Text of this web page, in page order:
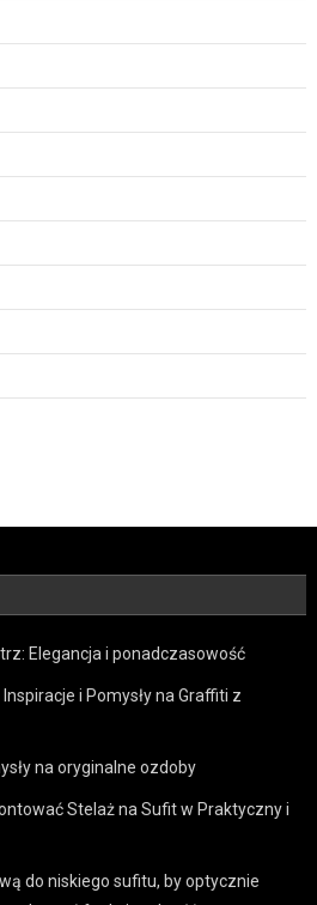
Elegancja i ponadczasowość
i Pomysły na Graffiti z
na oryginalne ozdoby
Stelaż na Sufit w Praktyczny i
do niskiego sufitu, by optycznie